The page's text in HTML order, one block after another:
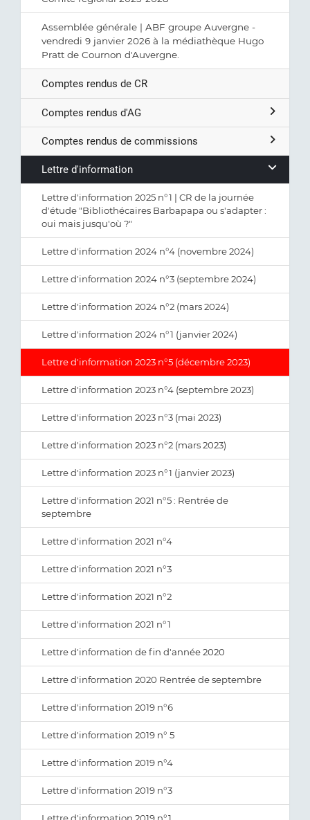
Assemblée générale | ABF groupe Auvergne -
vendredi 9 janvier 2026 à la médiathèque Hugo
Pratt de Cournon d'Auvergne.
Comptes rendus de CR
Comptes rendus d'AG
Comptes rendus de commissions
Lettre d'information
Lettre d'information 2025 n°1 | CR de la journée
d'étude "Bibliothécaires Barbapapa ou s'adapter :
oui mais jusqu'où ?"
Lettre d'information 2024 n°4 (novembre 2024)
Lettre d'information 2024 n°3 (septembre 2024)
Lettre d'information 2024 n°2 (mars 2024)
Lettre d'information 2024 n°1 (janvier 2024)
Lettre d'information 2023 n°5 (décembre 2023)
Lettre d'information 2023 n°4 (septembre 2023)
Lettre d'information 2023 n°3 (mai 2023)
Lettre d'information 2023 n°2 (mars 2023)
Lettre d'information 2023 n°1 (janvier 2023)
Lettre d'information 2021 n°5 : Rentrée de
septembre
Lettre d'information 2021 n°4
Lettre d'information 2021 n°3
Lettre d'information 2021 n°2
Lettre d'information 2021 n°1
Lettre d'information de fin d'année 2020
Lettre d'information 2020 Rentrée de septembre
Lettre d'information 2019 n°6
Lettre d'information 2019 n° 5
Lettre d'information 2019 n°4
Lettre d'information 2019 n°3